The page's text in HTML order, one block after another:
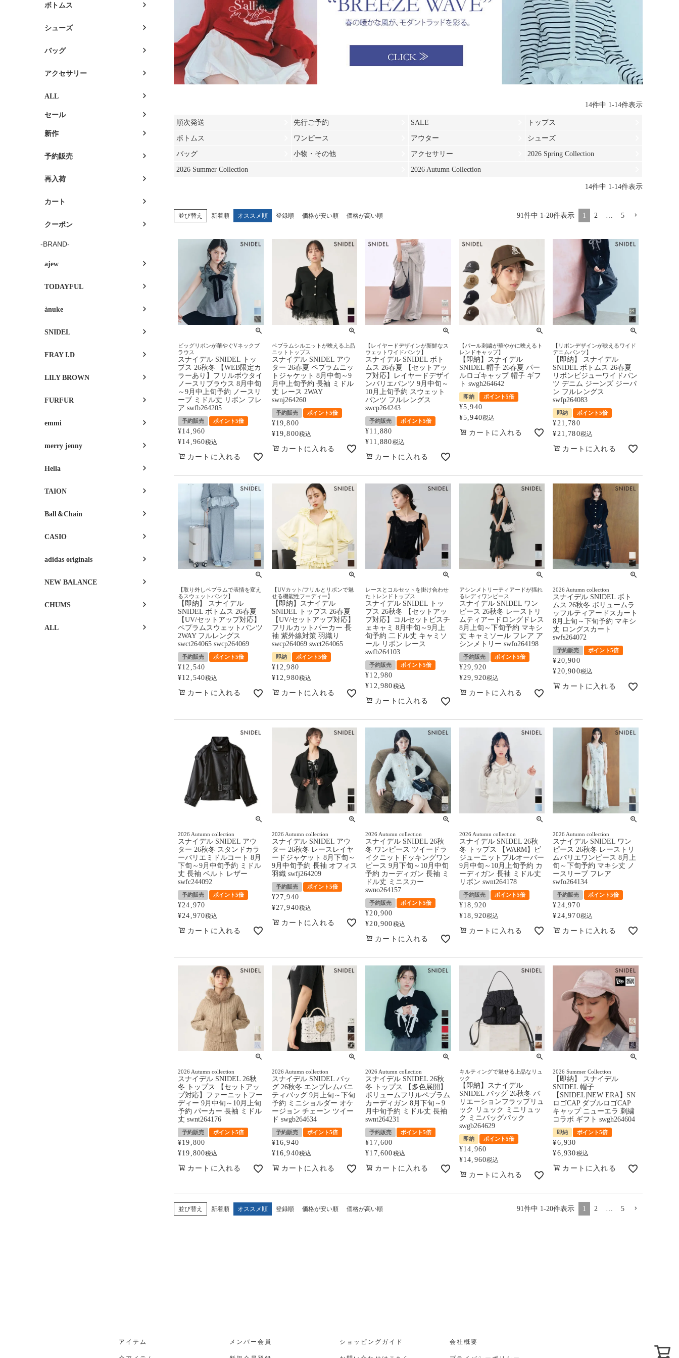
ボトムス
シューズ
バッグ
アクセサリー
ALL
セール
新作
予約販売
再入荷
カート
クーポン
-BRAND-
ajew
TODAYFUL
ànuke
SNIDEL
FRAY I.D
LILY BROWN
FURFUR
emmi
merry jenny
Hella
TAION
Ball＆Chain
CASIO
adidas originals
NEW BALANCE
CHUMS
ALL
14件中 1-14件表示
順次発送 先行ご予約 SALE トップス
ボトムス ワンピース アウター シューズ
バッグ 小物・その他 アクセサリー 2026 Spring Collection
2026 Summer Collection 2026 Autumn Collection
14件中 1-14件表示
並び替え 新着順 オススメ順 登録順 価格が安い順 価格が高い順 91件中 1-20件表示 1 2 … 5
ビッグリボンが華やぐVネックブ
ラウス
スナイデル SNIDEL トッ
プス 26秋冬 【WEB限定カ
ラーあり】フリルボウタイ
ノースリブラウス 8月中旬
～9月中上旬予約 ノースリ
ーブ ミドル丈 リボン フレ
ア swfb264205
予約販売 ポイント5倍
¥14,960
¥14,960税込
カートに入れる
ペプラムシルエットが映える上品
ニットトップス
スナイデル SNIDEL アウ
ター 26春夏 ペプラムニッ
トジャケット 8月中旬～9
月中上旬予約 長袖 ミドル
丈 レース 2WAY
swnj264260
予約販売 ポイント5倍
¥19,800
¥19,800税込
カートに入れる
【レイヤードデザインが新鮮なス
ウェットワイドパンツ】
スナイデル SNIDEL ボト
ムス 26春夏 【セットアッ
プ対応】レイヤードデザイ
ンバリエパンツ 9月中旬～
10月上旬予約 スウェット
パンツ フルレングス
swcp264243
予約販売 ポイント5倍
¥11,880
¥11,880税込
カートに入れる
【パール刺繍が華やかに映えるト
レンドキャップ】
【即納】スナイデル
SNIDEL 帽子 26春夏 パー
ルロゴキャップ 帽子 ギフ
ト swgh264642
即納 ポイント5倍
¥5,940
¥5,940税込
カートに入れる
【リボンデザインが映えるワイド
デニムパンツ】
【即納】 スナイデル
SNIDEL ボトムス 26春夏
リボンビジューワイドパン
ツ デニム ジーンズ ジーパ
ン フルレングス
swfp264083
即納 ポイント5倍
¥ 21,780
¥ 21,780税込
カートに入れる
【取り外しペプラムで表情を変え
るスウェットパンツ】
【即納】 スナイデル
SNIDEL ボトムス 26春夏
【UV/セットアップ対応】
ペプラムスウェットパンツ
2WAY フルレングス
swct264065 swcp264069
予約販売 ポイント5倍
¥12,540
¥12,540税込
カートに入れる
【UVカット/フリルとリボンで魅
せる機能性フーディー】
【即納】スナイデル
SNIDEL トップス 26春夏
【UV/セットアップ対応】
フリルカットパーカー 長
袖 紫外線対策 羽織り
swcp264069 swct264065
即納 ポイント5倍
¥12,980
¥12,980税込
カートに入れる
レースとコルセットを掛け合わせ
たトレンドトップス
スナイデル SNIDEL トッ
プス 26秋冬 【セットアッ
プ対応】コルセットビスチ
ェキャミ 8月中旬～9月上
旬予約 二ドル丈 キャミソ
ール リボン レース
swfb264103
予約販売 ポイント5倍
¥12,980
¥12,980税込
カートに入れる
アシンメトリーティアードが揺れ
るレディワンピース
スナイデル SNIDEL ワン
ピース 26秋冬 レーストリ
ムティアードロングドレス
8月上旬～下旬予約 マキシ
丈 キャミソール フレア ア
シンメトリー swfo264198
予約販売 ポイント5倍
¥29,920
¥29,920税込
カートに入れる
2026 Autumn collection
スナイデル SNIDEL ボト
ムス 26秋冬 ボリュームラ
ッフルティアードスカート
8月上旬～下旬予約 マキシ
丈 ロングスカート
swfs264072
予約販売 ポイント5倍
¥20,900
¥20,900税込
カートに入れる
2026 Autumn collection
スナイデル SNIDEL アウ
ター 26秋冬 スタンドカラ
ーバリエミドルコート 8月
下旬～9月中旬予約 ミドル
丈 長袖 ベルト レザー
swfc244092
予約販売 ポイント5倍
¥24,970
¥24,970税込
カートに入れる
2026 Autumn collection
スナイデル SNIDEL アウ
ター 26秋冬 レースレイヤ
ードジャケット 8月下旬～
9月中旬予約 長袖 オフィス
羽織 swfj264209
予約販売 ポイント5倍
¥27,940
¥27,940税込
カートに入れる
2026 Autumn collection
スナイデル SNIDEL 26秋
冬 ワンピース ツイードラ
イクニットドッキングワン
ピース 9月下旬～10月中旬
予約 カーディガン 長袖 ミ
ドル丈 ミニスカー
swno264157
予約販売 ポイント5倍
¥20,900
¥20,900税込
カートに入れる
2026 Autumn collection
スナイデル SNIDEL 26秋
冬 トップス 【WARM】ビ
ジューニットプルオーバー
9月中旬～10月上旬予約 カ
ーディガン 長袖 ミドル丈
リボン swnt264178
予約販売 ポイント5倍
¥18,920
¥18,920税込
カートに入れる
2026 Autumn collection
スナイデル SNIDEL ワン
ピース 26秋冬 レーストリ
ムバリエワンピース 8月上
旬～下旬予約 マキシ丈 ノ
ースリーブ フレア
swfo264134
予約販売 ポイント5倍
¥ 24,970
¥ 24,970税込
カートに入れる
2026 Autumn collection
スナイデル SNIDEL 26秋
冬 トップス 【セットアッ
プ対応】ファーニットフー
ディー 9月中旬～10月上旬
予約 パーカー 長袖 ミドル
丈 swnt264176
予約販売 ポイント5倍
¥19,800
¥19,800税込
カートに入れる
2026 Autumn collection
スナイデル SNIDEL バッ
グ 26秋冬 エンブレムバニ
ティバッグ 9月上旬～下旬
予約 ミニショルダー オケ
ージョン チェーン ツイー
ド swgb264634
予約販売 ポイント5倍
¥16,940
¥16,940税込
カートに入れる
2026 Autumn collection
スナイデル SNIDEL 26秋
冬 トップス 【多色展開】
ボリュームフリルペプラム
カーディガン 8月下旬～9
月中旬予約 ミドル丈 長袖
swnt264231
予約販売 ポイント5倍
¥17,600
¥17,600税込
カートに入れる
キルティングで魅せる上品なリュ
ック
【即納】スナイデル
SNIDEL バッグ 26秋冬 バ
リエーションフラップリュ
ック リュック ミニリュッ
ク ミニバッグパック
swgb264629
即納 ポイント5倍
¥14,960
¥14,960税込
カートに入れる
2026 Summer Collection
【即納】 スナイデル
SNIDEL 帽子
【SNIDEL|NEW ERA】SN
ロゴCAP ダブルロゴCAP
キャップ ニューエラ 刺繍
コラボ ギフト swgh264604
即納 ポイント5倍
¥6,930
¥6,930税込
カートに入れる
並び替え 新着順 オススメ順 登録順 価格が安い順 価格が高い順 91件中 1-20件表示 1 2 … 5
アイテム メンバー会員 ショッピングガイド 会社概要